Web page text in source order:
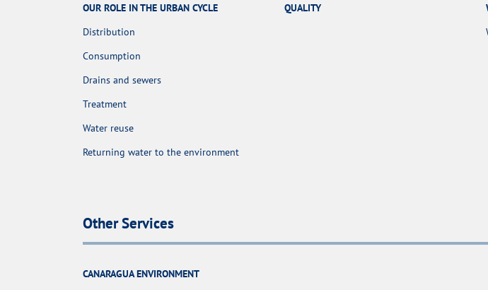
OUR ROLE IN THE URBAN CYCLE
Distribution
Consumption
Drains and sewers
Treatment
Water reuse
Returning water to the environment
QUALITY
Other Services
CANARAGUA ENVIRONMENT